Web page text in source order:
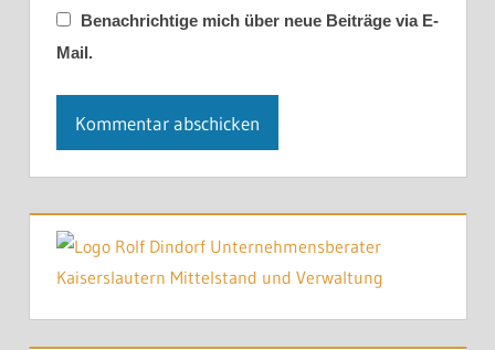
Benachrichtige mich über neue Beiträge via E-
Mail.